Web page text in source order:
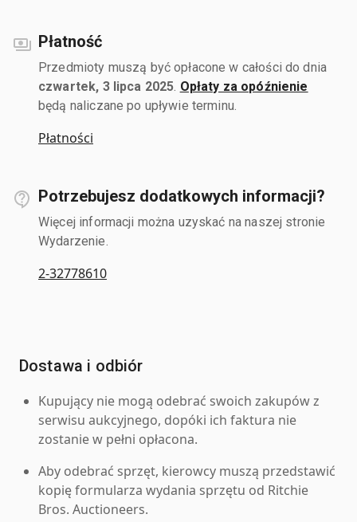
Płatność
Przedmioty muszą być opłacone w całości do dnia
czwartek, 3 lipca 2025 Opłaty za opóźnienie
będą naliczane po upływie terminu.
Płatności
Potrzebujesz dodatkowych informacji?
Więcej informacji można uzyskać na naszej stronie
Wydarzenie.
2-32778610
Dostawa i odbiór
Kupujący nie mogą odebrać swoich zakupów z
serwisu aukcyjnego, dopóki ich faktura nie
zostanie w pełni opłacona.
Aby odebrać sprzęt, kierowcy muszą przedstawić
kopię formularza wydania sprzętu od Ritchie
Bros. Auctioneers.